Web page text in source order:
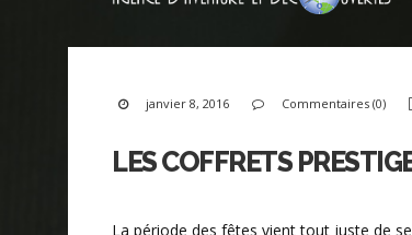
janvier 8, 2016 Commentaires (0)
LES COFFRETS
La période des fêtes vient tout juste de